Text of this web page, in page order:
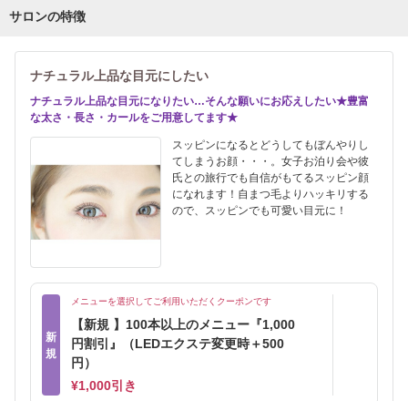
サロンの特徴
ナチュラル上品な目元にしたい
ナチュラル上品な目元になりたい…そんな願いにお応えしたい★豊富
な太さ・長さ・カールをご用意してます★
スッピンになるとどうしてもぼんやりし
てしまうお顔・・・。女子お泊り会や彼
氏との旅行でも自信がもてるスッピン顔
になれます！自まつ毛よりハッキリする
ので、スッピンでも可愛い目元に！
新
規
メニューを選択してご利用いただくクーポンです
【新規 】100本以上のメニュー『1,000
円割引』（LEDエクステ変更時＋500
円）
¥1,000引き